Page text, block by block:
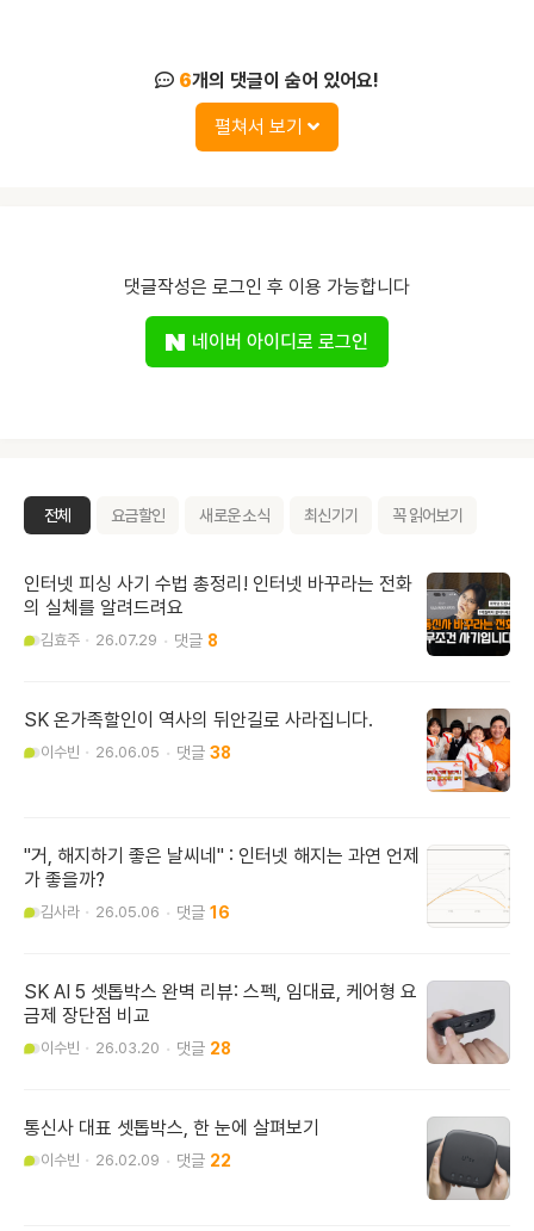
6개의 댓글이 숨어 있어요!
펼쳐서 보기
댓글작성은 로그인 후 이용 가능합니다
네이버 아이디로 로그인
전체 요금할인 새로운 소식 최신기기 꼭 읽어보기
인터넷 피싱 사기 수법 총정리! 인터넷 바꾸라는 전화
의 실체를 알려드려요
김효주 26.07.29 8
SK 온가족할인이 역사의 뒤안길로 사라집니다.
이수빈 26.06.05 38
"거, 해지하기 좋은 날씨네" : 인터넷 해지는 과연 언제
가 좋을까?
김사라 26.05.06 16
SK AI 5 셋톱박스 완벽 리뷰: 스펙, 임대료, 케어형 요
금제 장단점 비교
이수빈 26.03.20 28
통신사 대표 셋톱박스, 한 눈에 살펴보기
이수빈 26.02.09 22